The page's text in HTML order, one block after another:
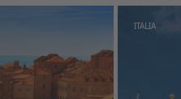
ITALIA